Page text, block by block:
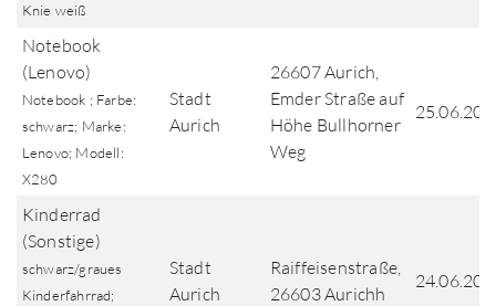
Knie weiß
Notebook
(Lenovo)
Notebook ; Farbe:
schwarz; Marke:
Lenovo; Modell:
X280
Stadt
Aurich
26607 Aurich,
Emder Straße auf
Höhe Bullhorner
Weg
Kinderrad
(Sonstige)
schwarz/graues
Kinderfahrrad;
Stadt
Aurich
Raiffeisenstraße,
26603 Aurichh